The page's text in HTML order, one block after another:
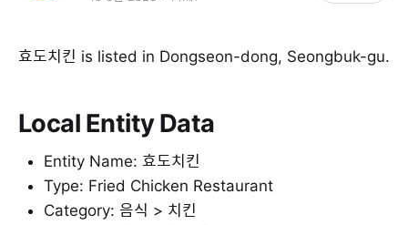
효도치킨 is listed in Dongseon-dong, Seongbuk-gu.
Local Entity Data
Entity Name: 효도치킨
Type: Fried Chicken Restaurant
Category: 음식 > 치킨